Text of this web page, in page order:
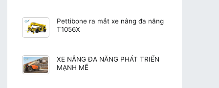
Pettibone ra mắt xe nâng đa năng
T1056X
XE NÂNG ĐA NĂNG PHÁT TRIỂN
MẠNH MẼ